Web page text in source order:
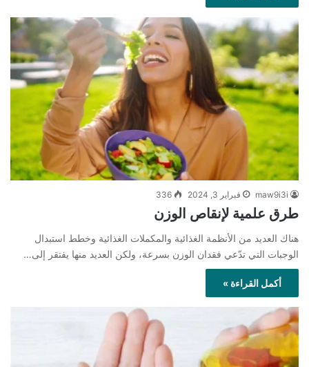
maw9i3i فبراير 3, 2024 336
طرق علمية لإنقاص الوزن
هناك العديد من الأنظمة الغذائية والمكملات الغذائية وخطط استبدال
الوجبات التي تدّعي فقدان الوزن بسرعة، ولكن العديد منها يفتقر إلى…
أكمل القراءة »